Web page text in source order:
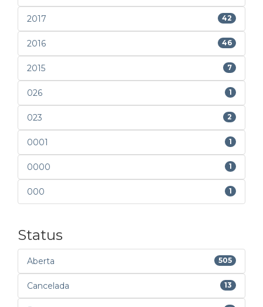
2017 42
2016 46
2015 7
026 1
023 2
0001 1
0000 1
000 1
Status
Aberta 505
Cancelada 13